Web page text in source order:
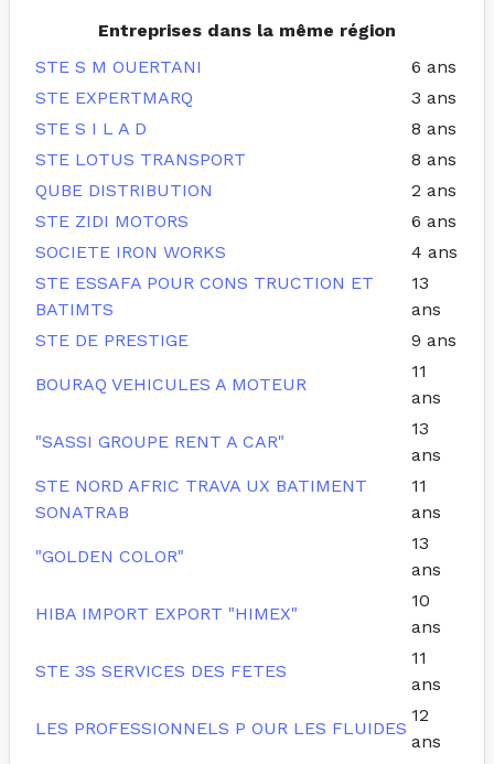
Entreprises dans la même région
STE S M OUERTANI
6 ans
STE EXPERTMARQ
3 ans
STE S I L A D
8 ans
STE LOTUS TRANSPORT
8 ans
QUBE DISTRIBUTION
2 ans
STE ZIDI MOTORS
6 ans
SOCIETE IRON WORKS
4 ans
STE ESSAFA POUR CONS TRUCTION ET
BATIMTS
13
ans
STE DE PRESTIGE
9 ans
BOURAQ VEHICULES A MOTEUR
11
ans
"SASSI GROUPE RENT A CAR"
13
ans
STE NORD AFRIC TRAVA UX BATIMENT
SONATRAB
11
ans
"GOLDEN COLOR"
13
ans
HIBA IMPORT EXPORT "HIMEX"
10
ans
STE 3S SERVICES DES FETES
11
ans
LES PROFESSIONNELS P OUR LES FLUIDES
12
ans